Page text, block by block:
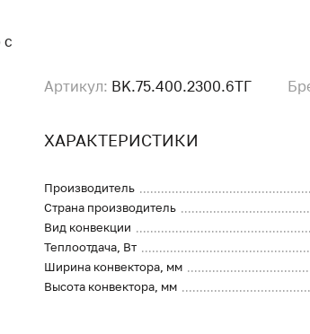
Артикул: BK.75.400.2300.6ТГ
ХАРАКТЕРИСТИКИ
Производитель
Страна производитель
Вид конвекции
Теплоотдача, Вт
Ширина конвектора, мм
Высота конвектора, мм